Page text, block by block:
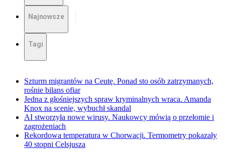
Najnowsze
Tagi
Szturm migrantów na Ceutę. Ponad sto osób zatrzymanych,
rośnie bilans ofiar
Jedna z głośniejszych spraw kryminalnych wraca. Amanda
Knox na scenie, wybuchł skandal
AI stworzyła nowe wirusy. Naukowcy mówią o przełomie i
zagrożeniach
Rekordowa temperatura w Chorwacji. Termometry pokazały
40 stopni Celsjusza